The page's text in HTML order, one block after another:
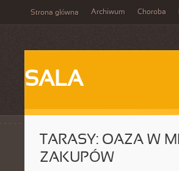
Strona główna Archiwum Choroba
SALA
TARASY: OAZA W
ZAKUPÓW